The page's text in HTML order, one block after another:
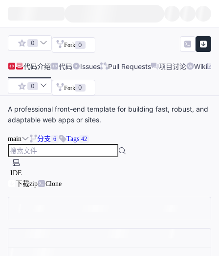
0 Fork 0
代码介绍 代码 Issues Pull Requests 项目讨论 Wiki
0 Fork 0
A professional front-end template for building fast, robust, and
adaptable web apps or sites.
main 分支 6 Tags 42
IDE
下载zip
Clone